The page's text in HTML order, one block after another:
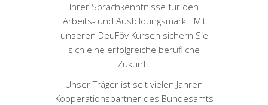
Ihrer Sprachkenntnisse für den
Arbeits- und Ausbildungsmarkt. Mit
unseren DeuFöv Kursen sichern Sie
sich eine erfolgreiche berufliche
Zukunft.
Unser Träger ist seit vielen Jahren
Kooperationspartner des Bundesamts